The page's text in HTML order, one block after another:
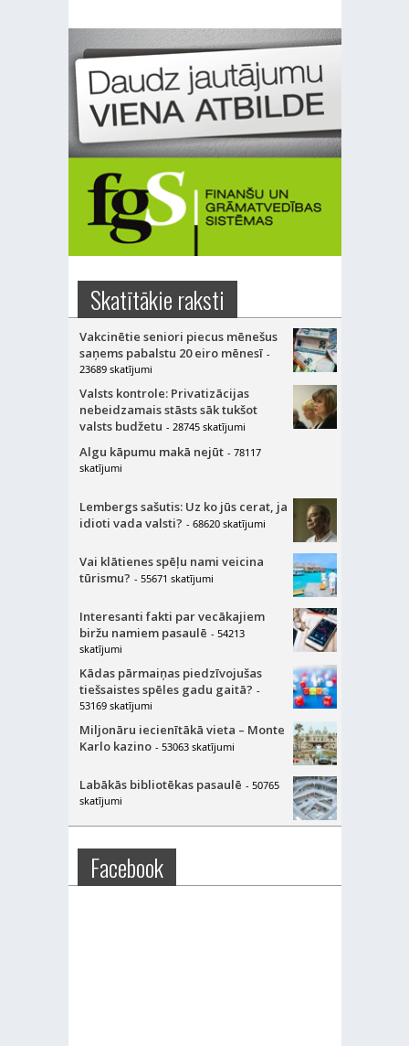
Skatītākie raksti
Vakcinētie seniori piecus mēnešus
saņems pabalstu 20 eiro mēnesī -
23689 skatījumi
Valsts kontrole: Privatizācijas
nebeidzamais stāsts sāk tukšot
valsts budžetu - 28745 skatījumi
Algu kāpumu makā nejūt - 78117
skatījumi
Lembergs sašutis: Uz ko jūs cerat, ja
idioti vada valsti? - 68620 skatījumi
Vai klātienes spēļu nami veicina
tūrismu? - 55671 skatījumi
Interesanti fakti par vecākajiem
biržu namiem pasaulē - 54213
skatījumi
Kādas pārmaiņas piedzīvojušas
tiešsaistes spēles gadu gaitā? -
53169 skatījumi
Miljonāru iecienītākā vieta – Monte
Karlo kazino - 53063 skatījumi
Labākās bibliotēkas pasaulē - 50765
skatījumi
Facebook